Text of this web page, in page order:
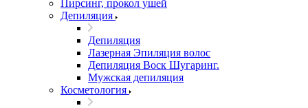
Пирсинг, прокол ушей
Депиляция
Депиляция
Лазерная Эпиляция волос
Депиляция Воск Шугаринг.
Мужская депиляция
Косметология